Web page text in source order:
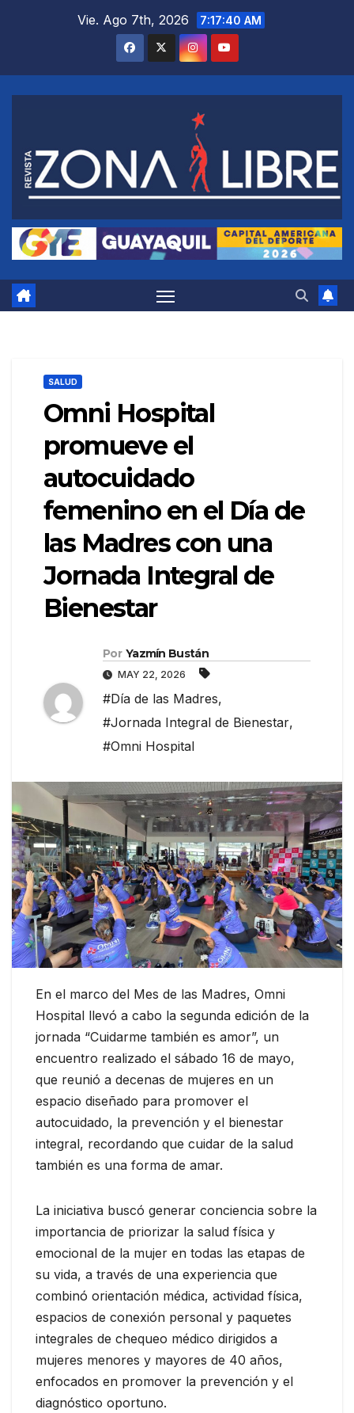
Vie. Ago 7th, 2026 7:17:40 AM
SALUD
Omni Hospital
promueve el
autocuidado
femenino en el Día de
las Madres con una
Jornada Integral de
Bienestar
Por Yazmín Bustán
MAY 22, 2026
#Día de las Madres,
#Jornada Integral de Bienestar,
#Omni Hospital
En el marco del Mes de las Madres, Omni
Hospital llevó a cabo la segunda edición de la
jornada “Cuidarme también es amor”, un
encuentro realizado el sábado 16 de mayo,
que reunió a decenas de mujeres en un
espacio diseñado para promover el
autocuidado, la prevención y el bienestar
integral, recordando que cuidar de la salud
también es una forma de amar.
La iniciativa buscó generar conciencia sobre la
importancia de priorizar la salud física y
emocional de la mujer en todas las etapas de
su vida, a través de una experiencia que
combinó orientación médica, actividad física,
espacios de conexión personal y paquetes
integrales de chequeo médico dirigidos a
mujeres menores y mayores de 40 años,
enfocados en promover la prevención y el
diagnóstico oportuno.